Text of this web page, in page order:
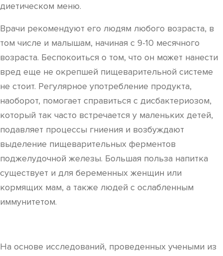
диетическом меню.
Врачи рекомендуют его людям любого возраста, в
том числе и малышам, начиная с 9-10 месячного
возраста. Беспокоиться о том, что он может нанести
вред еще не окрепшей пищеварительной системе
не стоит. Регулярное употребление продукта,
наоборот, помогает справиться с дисбактериозом,
который так часто встречается у маленьких детей,
подавляет процессы гниения и возбуждают
выделение пищеварительных ферментов
поджелудочной железы. Большая польза напитка
существует и для беременных женщин или
кормящих мам, а также людей с ослабленным
иммунитетом.
На основе исследований, проведенных учеными из